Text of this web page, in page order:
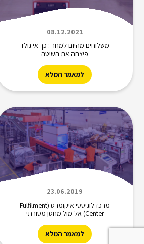
08.12.2021
משלוחים מהיום למחר : כך אי גולד
פיצחה את השיטה
למאמר המלא
23.06.2019
מרכז לוגיסטי איקומרס (Fulfilment
Center) אל מול מחסן מסורתי
למאמר המלא